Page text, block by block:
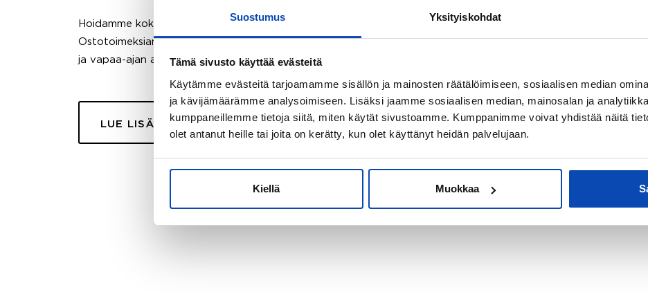
Suostumus Yksityiskohdat
Tämä sivusto käyttää evästeitä
Käytämme evästeitä tarjoamamme sisällön ja mainosten räätälöimiseen, sosiaalisen median
ja kävijämäärämme analysoimiseen. Lisäksi jaamme sosiaalisen median, mainosalan ja
kumppaneillemme tietoja siitä, miten käytät sivustoamme. Kumppanimme voivat yhdistää näitä
olet antanut heille tai joita on kerätty, kun olet käyttänyt heidän palvelujaan.
Kiellä Muokkaa
Hoidamme koko ostoprosessin puolestasi.
Ostotoimeksiantopalvelumme sopii myös esimerkiksi sijoitus-
ja vapaa-ajan asuntojen ostoon.
LUE LISÄÄ